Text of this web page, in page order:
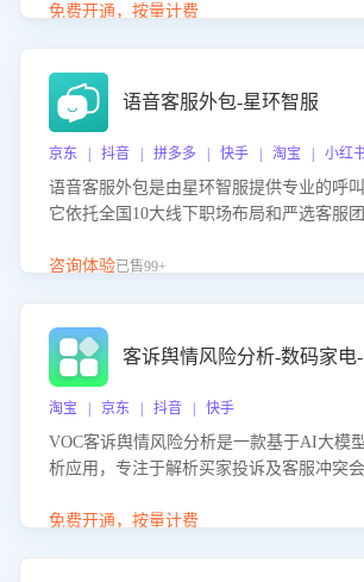
购买意向，深度洞察决策动因。同时全面评
度、客服转化能力及销售业绩。
免费开通，按量计费
语音客服外包-星环智服
京东 | 抖音 | 拼多多 | 快手 | 淘宝 | 小红
语音客服外包是由星环智服提供专业的呼叫
它依托全国10大线下职场布局和严选客服
客服团队和智能工具提升语音客服服务效率
咨询体验已售99+
客诉舆情风险分析-数码家电
淘宝 | 京东 | 抖音 | 快手
VOC客诉舆情风险分析是一款基于AI大模
析应用，专注于解析买家投诉及客服冲突
别客户情绪、归因争议根源，并客观评估客
免费开通，按量计费